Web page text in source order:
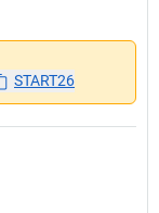
START26